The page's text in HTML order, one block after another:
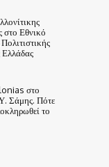
στο Εθνικό
Ελλάδας
στο
Σάμης. Πότε
το